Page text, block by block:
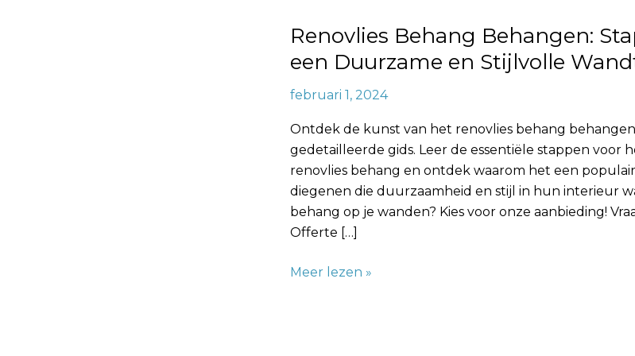
Renovlies Behang Behangen:
een Duurzame en Stijlvolle
februari 1, 2024
Ontdek de kunst van het renovlies behang
gedetailleerde gids. Leer de essentiële stappen voor
renovlies behang en ontdek waarom het een
diegenen die duurzaamheid en stijl in hun interieur
behang op je wanden? Kies voor onze aanbieding!
Offerte […]
Wandtransformatie
Meer lezen »